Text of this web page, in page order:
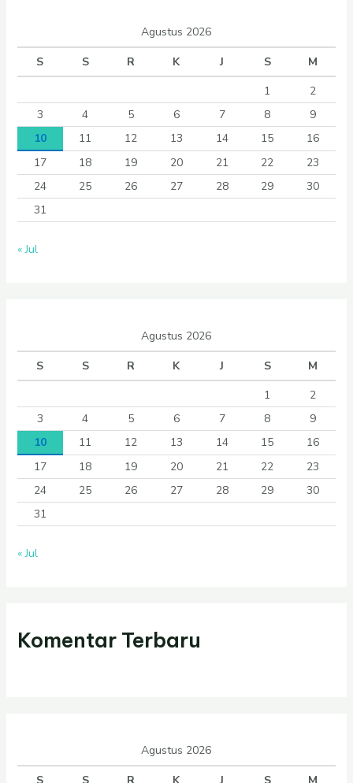
Agustus 2026
S
S R K J S
M
1
2
3
4 5 6 7 8
9
10
11 12 13 14 15
16
17
18 19 20 21 22
23
24
25 26 27 28 29
30
31
« Jul
Agustus 2026
S
S R K J S
M
1
2
3
4 5 6 7 8
9
10
11 12 13 14 15
16
17
18 19 20 21 22
23
24
25 26 27 28 29
30
31
« Jul
Komentar Terbaru
Agustus 2026